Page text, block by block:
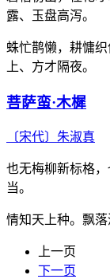
露、玉盘高泻。
蛛忙鹊懒，耕慵
上、方才隔夜。
菩萨蛮·木樨
〔宋代〕 朱淑真
也无梅柳新标格
当。
情知天上种。飘落
上一页
下一页